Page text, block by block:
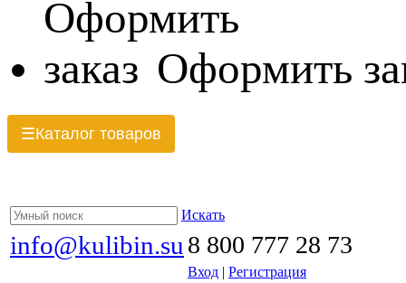
Оформить
☰Каталог товаров
Искать
info@kulibin.su 8 800 777 28 73
Вход | Регистрация